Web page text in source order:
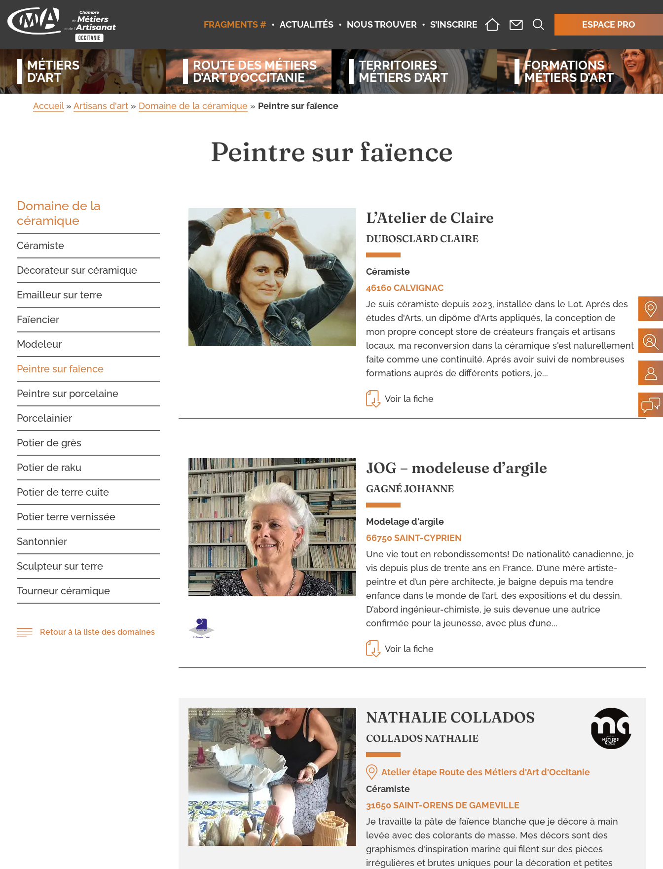
FRAGMENTS # • ACTUALITÉS • NOUS TROUVER • S’INSCRIRE ESPACE PRO
MÉTIERS
D’ART
ROUTE DES MÉTIERS
D’ART D’OCCITANIE
TERRITOIRES
MÉTIERS D’ART
FORMATIONS
MÉTIERS D’ART
Accueil»Artisans d'art » Domaine de la céramique » Peintre sur faïence
Peintre sur faïence
Domaine de la
céramique
Céramiste
Décorateur sur céramique
Emailleur sur terre
Faïencier
Modeleur
Peintre sur faïence
Peintre sur porcelaine
Porcelainier
Potier de grès
Potier de raku
Potier de terre cuite
Potier terre vernissée
Santonnier
Sculpteur sur terre
Tourneur céramique
Retour à la liste des domaines
L’Atelier de Claire
DUBOSCLARD CLAIRE
céramiste
46160 CALVIGNAC
Je suis céramiste depuis 2023, installée dans le Lot. Aprés des
études d'Arts, un dipôme d'Arts appliqués, la conception de
mon propre concept store de créateurs français et artisans
locaux, ma reconversion dans la céramique s'est naturellement
faite comme une continuité. Aprés avoir suivi de nombreuses
formations auprés de différents potiers, je...
Voir la fiche
JOG – modeleuse d’argile
GAGNÉ JOHANNE
modelage d'argile
66750 SAINT-CYPRIEN
Une vie tout en rebondissements! De nationalité canadienne, je
vis depuis plus de trente ans en France. D’une mère artiste-
peintre et d’un père architecte, je baigne depuis ma tendre
enfance dans le monde de l’art, des expositions et du dessin.
D’abord ingénieur-chimiste, je suis devenue une autrice
confirmée pour la jeunesse, avec plus d’une...
Voir la fiche
NATHALIE COLLADOS
COLLADOS NATHALIE
Atelier étape Route des Métiers d'Art d'Occitanie
céramiste
31650 SAINT-ORENS DE GAMEVILLE
Je travaille la pâte de faïence blanche que je décore à main
levée avec des colorants de masse. Mes décors sont des
graphismes d'inspiration marine qui filent sur des pièces
irrégulières et brutes uniques pour la décoration et petites